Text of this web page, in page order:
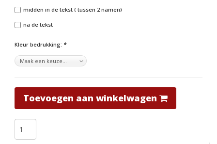
midden in de tekst ( tussen 2 namen)
na de tekst
Kleur bedrukking: *
Toevoegen aan winkelwagen